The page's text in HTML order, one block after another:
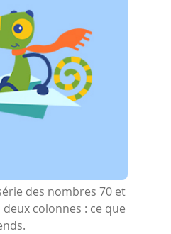
des nombres 70 et
colonnes : ce que